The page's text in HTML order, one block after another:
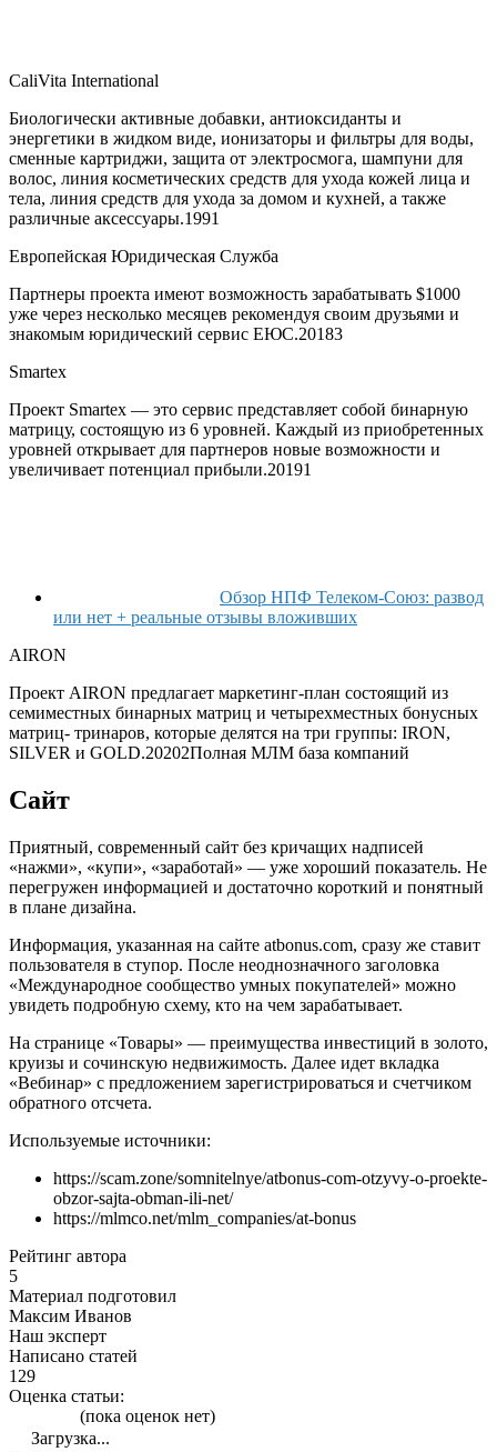
CaliVita International
Биологически активные добавки, антиоксиданты и
энергетики в жидком виде, ионизаторы и фильтры для воды,
сменные картриджи, защита от электросмога, шампуни для
волос, линия косметических средств для ухода кожей лица и
тела, линия средств для ухода за домом и кухней, а также
различные аксессуары.1991
Европейскaя Юридическая Служба
Партнеры проекта имеют возможность зарабатывать $1000
уже через несколько месяцев рекомендуя своим друзьями и
знакомым юридический сервис ЕЮС.20183
Smartex
Проект Smartex — это сервис представляет собой бинарную
матрицу, состоящую из 6 уровней. Каждый из приобретенных
уровней открывает для партнеров новые возможности и
увеличивает потенциал прибыли.20191
Обзор НПФ Телеком-Союз: развод
или нет + реальные отзывы вложивших
AIRON
Проект AIRON предлагает маркетинг-план состоящий из
семиместных бинарных матриц и четырехместных бонусных
матриц- тринаров, которые делятся на три группы: IRON,
SILVER и GOLD.20202Полная МЛМ база компаний
Сайт
Приятный, современный сайт без кричащих надписей
«нажми», «купи», «заработай» — уже хороший показатель. Не
перегружен информацией и достаточно короткий и понятный
в плане дизайна.
Информация, указанная на сайте atbonus.com, сразу же ставит
пользователя в ступор. После неоднозначного заголовка
«Международное сообщество умных покупателей» можно
увидеть подробную схему, кто на чем зарабатывает.
На странице «Товары» — преимущества инвестиций в золото,
круизы и сочинскую недвижимость. Далее идет вкладка
«Вебинар» с предложением зарегистрироваться и счетчиком
обратного отсчета.
Используемые источники:
https://scam.zone/somnitelnye/atbonus-com-otzyvy-o-proekte-
obzor-sajta-obman-ili-net/
https://mlmco.net/mlm_companies/at-bonus
Рейтинг автора
5
Материал подготовил
Максим Иванов
Наш эксперт
Написано статей
129
Оценка статьи:
(пока оценок нет)
Загрузка...